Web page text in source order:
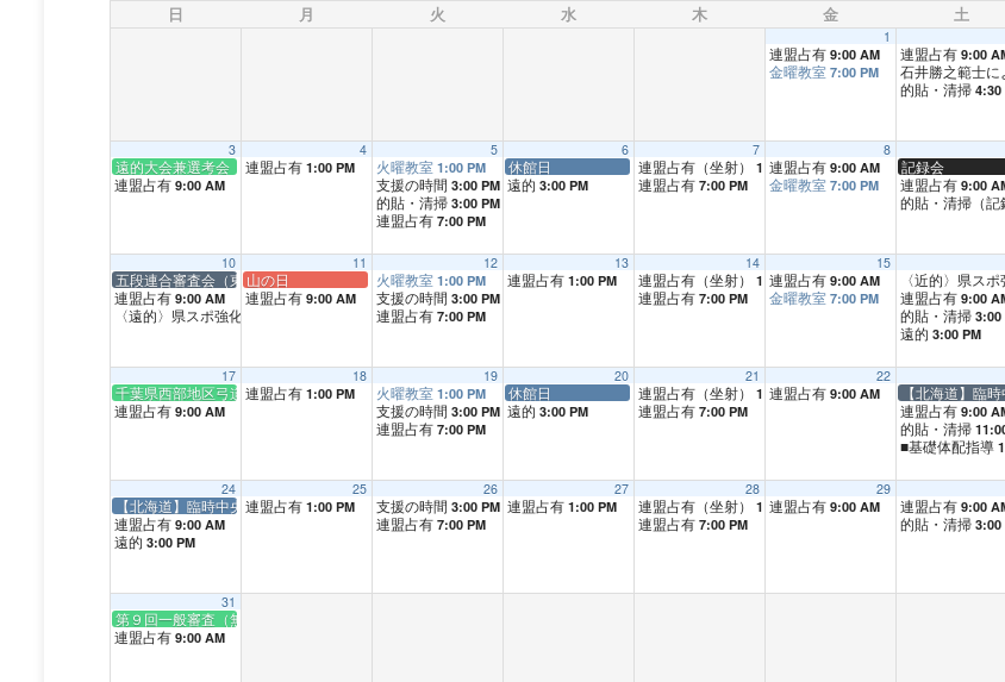
日 月 火 水 木 金 土
1
連盟占有 9:00 AM
金曜教室 7:00 PM
連盟占有 9:00
石井勝之範士に
的貼・清掃 4:30
3
遠的大会兼選考会（天台）
連盟占有 9:00 AM
4
連盟占有 1:00 PM
5
火曜教室 1:00 PM
支援の時間 3:00 PM
的貼・清掃 3:00 PM
連盟占有 7:00 PM
6
休館日
遠的 3:00 PM
7
連盟占有（坐射） 1:00 PM
連盟占有 7:00 PM
8
連盟占有 9:00 AM
金曜教室 7:00 PM
記録会
連盟占有 9:00
的貼・清掃（記
10
五段連合審査会（東京都、中央）
連盟占有 9:00 AM
〈遠的〉県スポ強化練習
11
山の日
連盟占有 9:00 AM
12
火曜教室 1:00 PM
支援の時間 3:00 PM
連盟占有 7:00 PM
13
連盟占有 1:00 PM
14
連盟占有（坐射） 1:00 PM
連盟占有 7:00 PM
15
連盟占有 9:00 AM
金曜教室 7:00 PM
〈近的〉県スポ
連盟占有 9:00
的貼・清掃 3:00
遠的 3:00 PM
17
千葉県西部地区弓道大会
連盟占有 9:00 AM
18
連盟占有 1:00 PM
19
火曜教室 1:00 PM
支援の時間 3:00 PM
連盟占有 7:00 PM
20
休館日
遠的 3:00 PM
21
連盟占有（坐射） 1:00 PM
連盟占有 7:00 PM
22
連盟占有 9:00 AM
【北海道】臨
連盟占有 9:00
的貼・清掃
■基礎体配指導
24
【北海道】臨時中央審査会（札幌市）
連盟占有 9:00 AM
遠的 3:00 PM
25
連盟占有 1:00 PM
26
支援の時間 3:00 PM
連盟占有 7:00 PM
27
連盟占有 1:00 PM
28
連盟占有（坐射） 1:00 PM
連盟占有 7:00 PM
29
連盟占有 9:00 AM 連盟占有 9:00
的貼・清掃 3:00
31
第９回一般審査（無指定・初・弐・参・四）
連盟占有 9:00 AM